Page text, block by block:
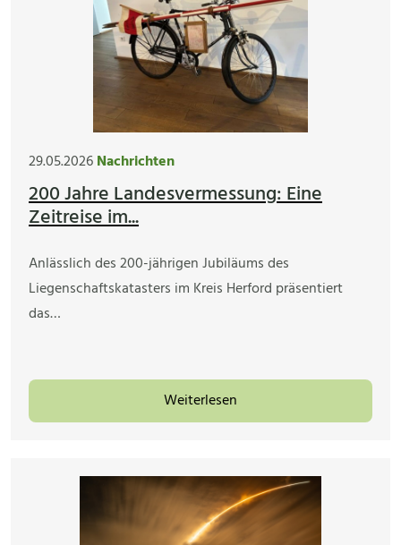
29.05.2026Nachrichten
200 Jahre Landesvermessung: Eine
Zeitreise im...
Anlässlich des 200-jährigen Jubiläums des
Liegenschaftskatasters im Kreis Herford präsentiert
das…
Weiterlesen